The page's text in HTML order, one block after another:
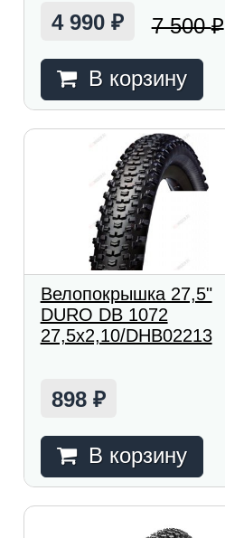
4 990 ₽ 7 500₽
В корзину
Велопокрышка 27,5"
DURO DB 1072
27,5x2,10/DHB02213
898 ₽
В корзину